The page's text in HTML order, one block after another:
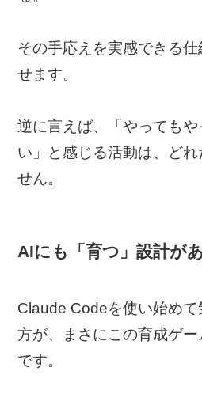
その手応えを実感できる
せます。
逆に言えば、「やっても
い」と感じる活動は、ど
せん。
AIにも「育つ」設計が
Claude Codeを使い始めて
方が、まさにこの育成ゲ
です。